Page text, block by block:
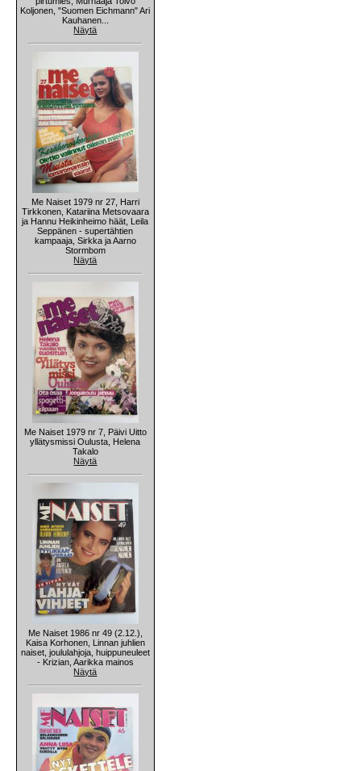
Koljonen, "Suomen Eichmann" Ari
Kauhanen...
Näytä
Me Naiset 1979 nr 27, Harri
Tirkkonen, Katariina Metsovaara
ja Hannu Heikinheimo häät, Leila
Seppänen - supertähtien
kampaaja, Sirkka ja Aarno
Stormbom
Näytä
Me Naiset 1979 nr 7, Päivi Uitto
yllätysmissi Oulusta, Helena
Takalo
Näytä
Me Naiset 1986 nr 49 (2.12.),
Kaisa Korhonen, Linnan juhlien
naiset, joululahjoja, huippuneuleet
- Krizian, Aarikka mainos
Näytä